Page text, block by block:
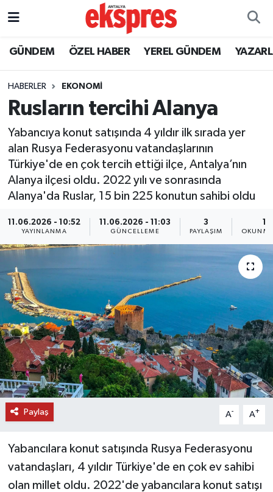
GÜNDEM ÖZEL HABER YEREL GÜNDEM
HABERLER EKONOMİ
Rusların tercihi Alanya
Yabancıya konut satışında 4 yıldır ilk sırada yer
alan Rusya Federasyonu vatandaşlarının
Türkiye'de en çok tercih ettiği ilçe, Antalya’nın
Alanya ilçesi oldu. 2022 yılı ve sonrasında
Alanya'da Ruslar, 15 bin 225 konutun sahibi oldu
11.06.2026 - 10:52
YAYINLANMA
11.06.2026 - 11:03
GÜNCELLEME
3
PAYLAŞIM
1
Paylaş A- A+
Yabancılara konut satışında Rusya Federasyonu
vatandaşları, 4 yıldır Türkiye'de en çok ev sahibi
olan millet oldu. 2022'de yabancılara konut satışı
ÖZEL HABER
YEREL GÜNDEM
EKONOMİ
KÜLTÜR - SANAT
SPOR
SİYASET
DÜNYA
EĞİTİM
TURİZM
RÖPORTAJ
VİDEO HABERLER
YAZARLAR
RESMİ İLAN
Nöbetçi Eczaneler
Trafik Durumu
Süper Lig Puan Durumu ve Fikstür
Tüm Manşetler
Son Dakika Haberleri
Haber Arşivi